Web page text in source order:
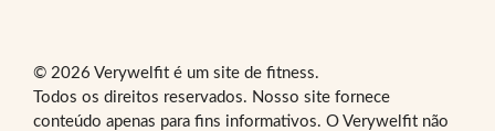
© 2026 Verywelfit é um site de fitness.
Todos os direitos reservados. Nosso site fornece
conteúdo apenas para fins informativos. O Verywelfit não